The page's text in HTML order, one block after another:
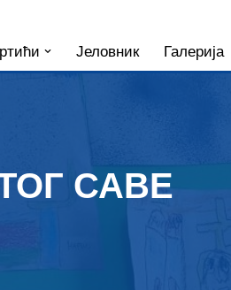
Јеловник Галерија
САВЕ